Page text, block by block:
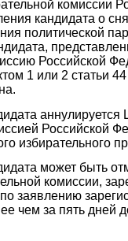
комиссии
кандидата о
политической
Российской
1 или 2 статьи
аннулируется
Российской
избирательного
может быть
комиссии,
заявлению
чем за пять дней